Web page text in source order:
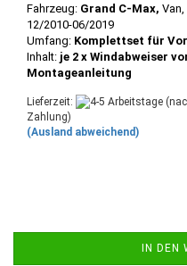
Fahrzeug: Grand C-Max, Van,
12/2010-06/2019
Umfang: Komplettset für
Inhalt: je 2 x Windabweiser
Montageanleitung
Lieferzeit:
Zahlung)
(Ausland abweichend)
IN DEN